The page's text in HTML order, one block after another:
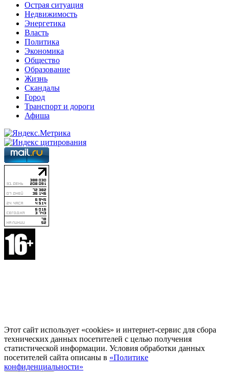
Острая ситуация
Недвижимость
Энергетика
Власть
Политика
Экономика
Общество
Образование
Жизнь
Скандалы
Город
Транспорт и дороги
Афиша
Этот сайт использует «cookies» и интернет-сервис для сбора
технических данных посетителей с целью получения
статистической информации. Условия обработки данных
посетителей сайта описаны в «Политике
конфиденциальности»